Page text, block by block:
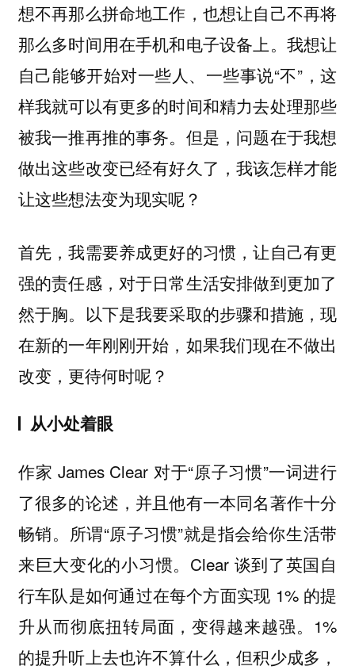
想不再那么拼命地工作，也想让自己不再将
那么多时间用在手机和电子设备上。我想让
自己能够开始对一些人、一些事说“不”，这
样我就可以有更多的时间和精力去处理那些
被我一推再推的事务。但是，问题在于我想
做出这些改变已经有好久了，我该怎样才能
让这些想法变为现实呢？
首先，我需要养成更好的习惯，让自己有更
强的责任感，对于日常生活安排做到更加了
然于胸。以下是我要采取的步骤和措施，现
在新的一年刚刚开始，如果我们现在不做出
改变，更待何时呢？
从小处着眼
作家 James Clear 对于“原子习惯”一词进行
了很多的论述，并且他有一本同名著作十分
畅销。所谓“原子习惯”就是指会给你生活带
来巨大变化的小习惯。Clear 谈到了英国自
行车队是如何通过在每个方面实现 1% 的提
升从而彻底扭转局面，变得越来越强。1%
的提升听上去也许不算什么，但积少成多，